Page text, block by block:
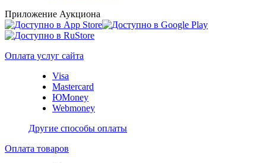
Приложение Аукциона
Оплата услуг сайта
Visa
Mastercard
ЮMoney
Webmoney
Другие способы оплаты
Оплата товаров